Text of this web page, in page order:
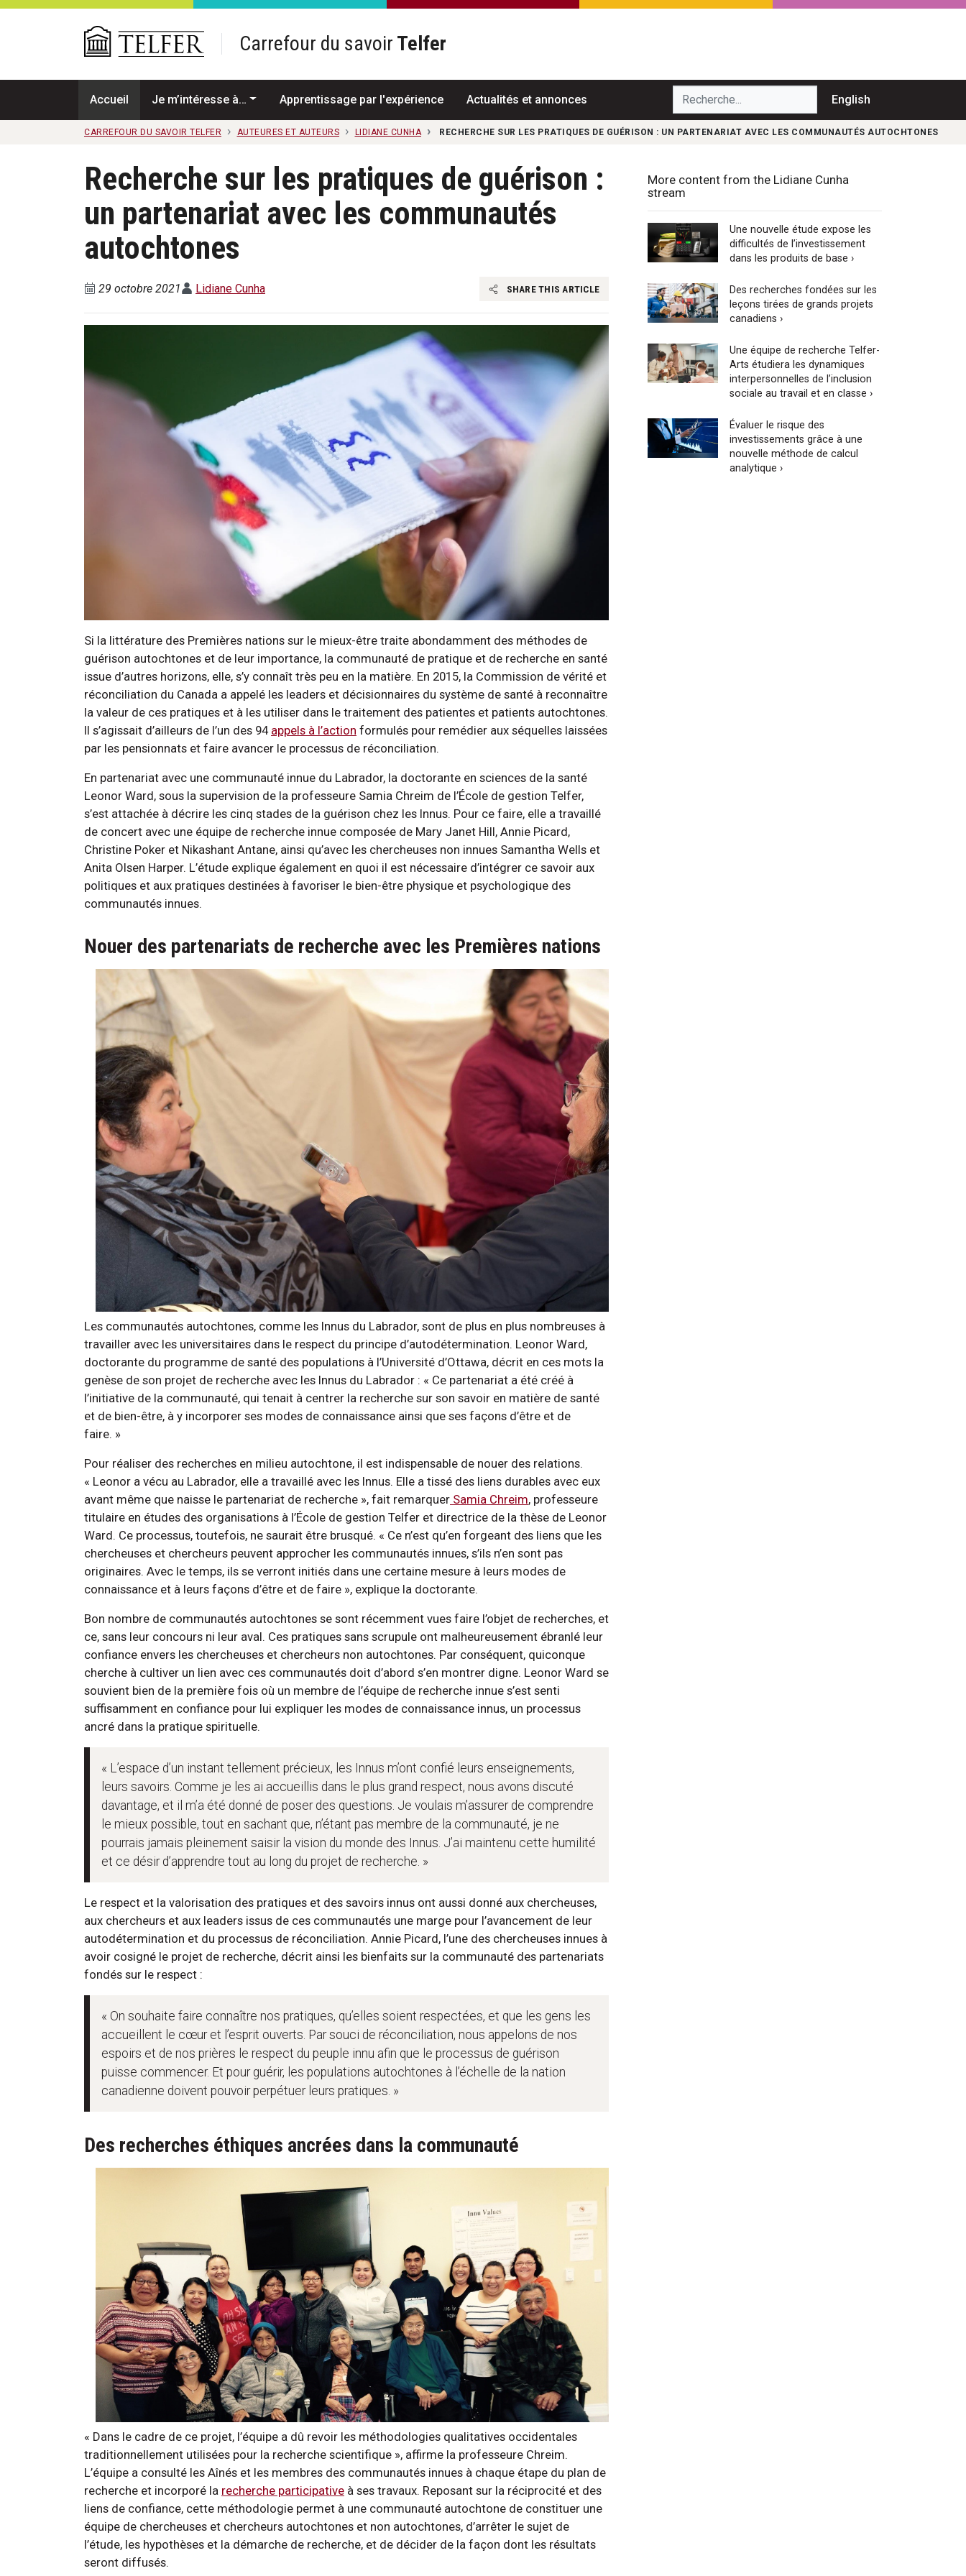
Passer au contenu principal
Carrefour du savoir Telfer
Accueil Je m’intéresse à… Apprentissage par l'expérience Actualités et annonces Recherche... English
CARREFOUR DU SAVOIR TELFER AUTEURES ET AUTEURS LIDIANE CUNHA RECHERCHE SUR LES PRATIQUES DE GUÉRISON : UN PARTENARIAT AVEC LES COMMUNAUTÉS AUTOCHTONES
Recherche sur les pratiques de guérison :
un partenariat avec les communautés
autochtones
29 octobre 2021 Lidiane Cunha SHARE THIS ARTICLE
Si la littérature des Premières nations sur le mieux-être traite abondamment des méthodes de
guérison autochtones et de leur importance, la communauté de pratique et de recherche en santé
issue d’autres horizons, elle, s’y connaît très peu en la matière. En 2015, la Commission de vérité et
réconciliation du Canada a appelé les leaders et décisionnaires du système de santé à reconnaître
la valeur de ces pratiques et à les utiliser dans le traitement des patientes et patients autochtones.
Il s’agissait d’ailleurs de l’un des 94 appels à l’action formulés pour remédier aux séquelles laissées
par les pensionnats et faire avancer le processus de réconciliation.
En partenariat avec une communauté innue du Labrador, la doctorante en sciences de la santé
Leonor Ward, sous la supervision de la professeure Samia Chreim de l’École de gestion Telfer,
s’est attachée à décrire les cinq stades de la guérison chez les Innus. Pour ce faire, elle a travaillé
de concert avec une équipe de recherche innue composée de Mary Janet Hill, Annie Picard,
Christine Poker et Nikashant Antane, ainsi qu’avec les chercheuses non innues Samantha Wells et
Anita Olsen Harper. L’étude explique également en quoi il est nécessaire d’intégrer ce savoir aux
politiques et aux pratiques destinées à favoriser le bien-être physique et psychologique des
communautés innues.
Nouer des partenariats de recherche avec les Premières nations
Les communautés autochtones, comme les Innus du Labrador, sont de plus en plus nombreuses à
travailler avec les universitaires dans le respect du principe d’autodétermination. Leonor Ward,
doctorante du programme de santé des populations à l’Université d’Ottawa, décrit en ces mots la
genèse de son projet de recherche avec les Innus du Labrador : « Ce partenariat a été créé à
l’initiative de la communauté, qui tenait à centrer la recherche sur son savoir en matière de santé
et de bien-être, à y incorporer ses modes de connaissance ainsi que ses façons d’être et de
faire. »
Pour réaliser des recherches en milieu autochtone, il est indispensable de nouer des relations.
« Leonor a vécu au Labrador, elle a travaillé avec les Innus. Elle a tissé des liens durables avec eux
avant même que naisse le partenariat de recherche », fait remarquer Samia Chreim, professeure
titulaire en études des organisations à l’École de gestion Telfer et directrice de la thèse de Leonor
Ward. Ce processus, toutefois, ne saurait être brusqué. « Ce n’est qu’en forgeant des liens que les
chercheuses et chercheurs peuvent approcher les communautés innues, s’ils n’en sont pas
originaires. Avec le temps, ils se verront initiés dans une certaine mesure à leurs modes de
connaissance et à leurs façons d’être et de faire », explique la doctorante.
Bon nombre de communautés autochtones se sont récemment vues faire l’objet de recherches, et
ce, sans leur concours ni leur aval. Ces pratiques sans scrupule ont malheureusement ébranlé leur
confiance envers les chercheuses et chercheurs non autochtones. Par conséquent, quiconque
cherche à cultiver un lien avec ces communautés doit d’abord s’en montrer digne. Leonor Ward se
souvient bien de la première fois où un membre de l’équipe de recherche innue s’est senti
suffisamment en confiance pour lui expliquer les modes de connaissance innus, un processus
ancré dans la pratique spirituelle.
« L’espace d’un instant tellement précieux, les Innus m’ont confié leurs enseignements,
leurs savoirs. Comme je les ai accueillis dans le plus grand respect, nous avons discuté
davantage, et il m’a été donné de poser des questions. Je voulais m’assurer de comprendre
le mieux possible, tout en sachant que, n’étant pas membre de la communauté, je ne
pourrais jamais pleinement saisir la vision du monde des Innus. J’ai maintenu cette humilité
et ce désir d’apprendre tout au long du projet de recherche. »
Le respect et la valorisation des pratiques et des savoirs innus ont aussi donné aux chercheuses,
aux chercheurs et aux leaders issus de ces communautés une marge pour l’avancement de leur
autodétermination et du processus de réconciliation. Annie Picard, l’une des chercheuses innues à
avoir cosigné le projet de recherche, décrit ainsi les bienfaits sur la communauté des partenariats
fondés sur le respect :
« On souhaite faire connaître nos pratiques, qu’elles soient respectées, et que les gens les
accueillent le cœur et l’esprit ouverts. Par souci de réconciliation, nous appelons de nos
espoirs et de nos prières le respect du peuple innu afin que le processus de guérison
puisse commencer. Et pour guérir, les populations autochtones à l’échelle de la nation
canadienne doivent pouvoir perpétuer leurs pratiques. »
Des recherches éthiques ancrées dans la communauté
« Dans le cadre de ce projet, l’équipe a dû revoir les méthodologies qualitatives occidentales
traditionnellement utilisées pour la recherche scientifique », affirme la professeure Chreim.
L’équipe a consulté les Aînés et les membres des communautés innues à chaque étape du plan de
recherche et incorporé la recherche participative à ses travaux. Reposant sur la réciprocité et des
liens de confiance, cette méthodologie permet à une communauté autochtone de constituer une
équipe de chercheuses et chercheurs autochtones et non autochtones, d’arrêter le sujet de
l’étude, les hypothèses et la démarche de recherche, et de décider de la façon dont les résultats
seront diffusés.
More content from the Lidiane Cunha
stream
Une nouvelle étude expose les
difficultés de l’investissement
dans les produits de base ›
Des recherches fondées sur les
leçons tirées de grands projets
canadiens ›
Une équipe de recherche Telfer-
Arts étudiera les dynamiques
interpersonnelles de l’inclusion
sociale au travail et en classe ›
Évaluer le risque des
investissements grâce à une
nouvelle méthode de calcul
analytique ›